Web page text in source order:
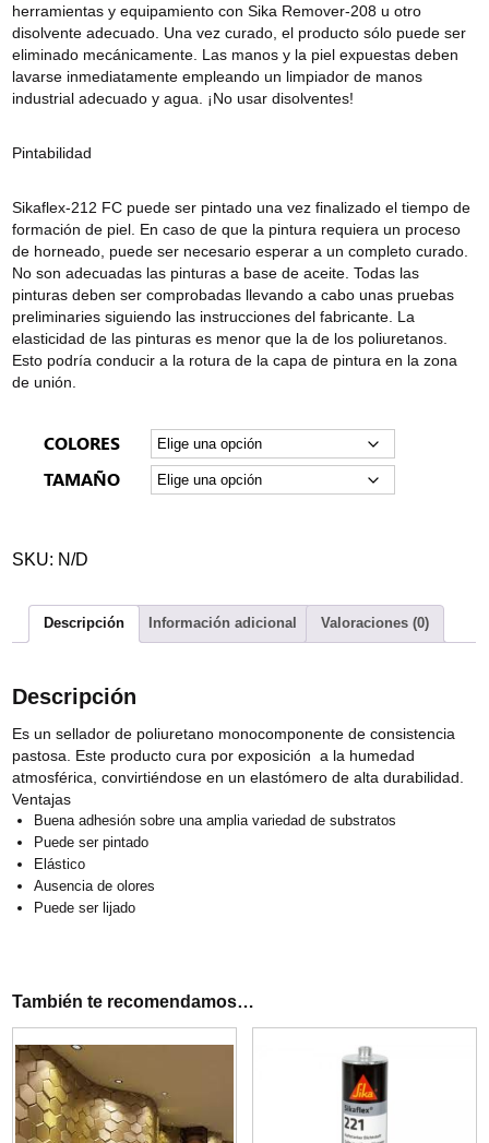
herramientas y equipamiento con Sika Remover-208 u otro
disolvente adecuado. Una vez curado, el producto sólo puede ser
eliminado mecánicamente. Las manos y la piel expuestas deben
lavarse inmediatamente empleando un limpiador de manos
industrial adecuado y agua. ¡No usar disolventes!
Pintabilidad
Sikaflex-212 FC puede ser pintado una vez finalizado el tiempo de
formación de piel. En caso de que la pintura requiera un proceso
de horneado, puede ser necesario esperar a un completo curado.
No son adecuadas las pinturas a base de aceite. Todas las
pinturas deben ser comprobadas llevando a cabo unas pruebas
preliminaries siguiendo las instrucciones del fabricante. La
elasticidad de las pinturas es menor que la de los poliuretanos.
Esto podría conducir a la rotura de la capa de pintura en la zona
de unión.
COLORES
TAMAÑO
SKU: N/D
Descripción Información adicional Valoraciones (0)
Descripción
Es un sellador de poliuretano monocomponente de consistencia
pastosa. Este producto cura por exposición a la humedad
atmosférica, convirtiéndose en un elastómero de alta durabilidad.
Ventajas
Buena adhesión sobre una amplia variedad de substratos
Puede ser pintado
Elástico
Ausencia de olores
Puede ser lijado
También te recomendamos…